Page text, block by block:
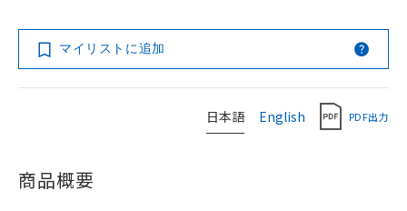
マイリストに追加
日本語 English PDF出力
商品概要